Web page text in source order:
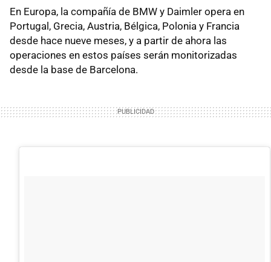
En Europa, la compañía de BMW y Daimler opera en
Portugal, Grecia, Austria, Bélgica, Polonia y Francia
desde hace nueve meses, y a partir de ahora las
operaciones en estos países serán monitorizadas
desde la base de Barcelona.